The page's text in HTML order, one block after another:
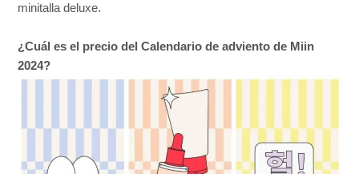
minitalla deluxe.
¿Cuál es el precio del Calendario de adviento de Miin
2024?